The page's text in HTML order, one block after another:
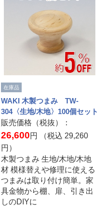
在庫品
WAKI 木製つまみ TW-
304〈生地/木地〉100個セット
販売価格（税抜）：
26,600円 （税込 29,260
円）
木製つまみ 生地/木地/木地
材 模様替えや修理に使える
つまみは取り付け簡単。家
具金物から棚、扉、引き出
しのDIYに